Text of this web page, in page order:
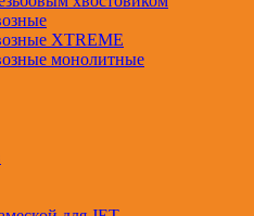
XTREME
монолитные